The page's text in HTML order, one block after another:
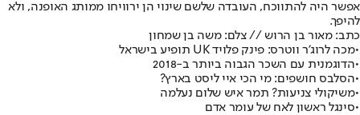
אפשר היה להתווכח, העובדה שלשם שינוי הן ירוויחו ממותג האופנה, ולא
להיפך.
כתב: מאור בן הרוש // צלם: משה בן שמחון
•מכה לרוג'ר ווטרס: פינק פלויד UK תופיע בישראל
•הדוגמנית עם השכר הגבוה ביותר ב-2018
•הסלבס חושפים: מי הכי איי ליסט בארץ?
•משיקולי צניעות? תמר איש שלום נעלמה
•סינגל ראשון לאח של עומר אדם